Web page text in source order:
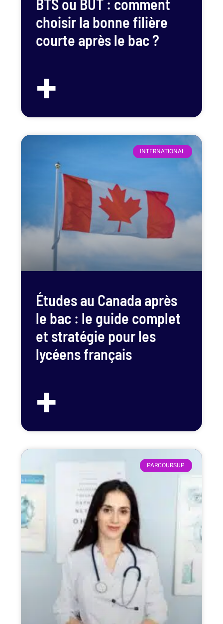
BTS ou BUT : comment
choisir la bonne filière
courte après le bac ?
+
INTERNATIONAL
Études au Canada après
le bac : le guide complet
et stratégie pour les
lycéens français
+
PARCOURSUP